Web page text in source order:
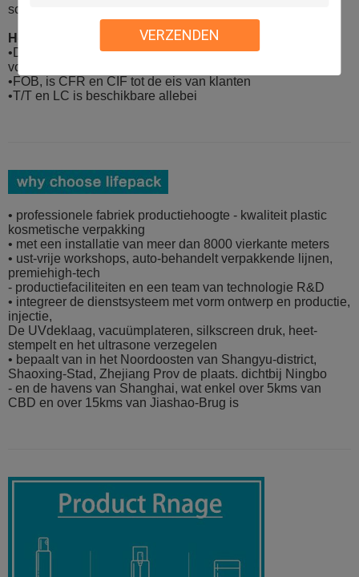
VERZENDEN
schuimmaterialen en de extra palletdienst is beschikbaar
Het verschepen details:
•De Haven van Shanghai en Ningbo-de Haven worden
voorgesteld
•FOB, is CFR en CIF tot de eis van klanten
•T/T en LC is beschikbare allebei
• professionele fabriek productiehoogte - kwaliteit plastic
kosmetische verpakking
• met een installatie van meer dan 8000 vierkante meters
• ust-vrije workshops, auto-behandelt verpakkende lijnen,
premiehigh-tech
- productiefaciliteiten en een team van technologie R&D
• integreer de dienstsysteem met vorm ontwerp en productie,
injectie,
De UVdeklaag, vacuümplateren, silkscreen druk, heet-
stempelt en het ultrasone verzegelen
• bepaalt van in het Noordoosten van Shangyu-district,
Shaoxing-Stad, Zhejiang Prov de plaats. dichtbij Ningbo
- en de havens van Shanghai, wat enkel over 5kms van
CBD en over 15kms van Jiashao-Brug is